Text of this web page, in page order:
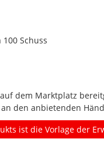
Schuss
dem Marktplatz
den anbietenden
ist die Vorlage der